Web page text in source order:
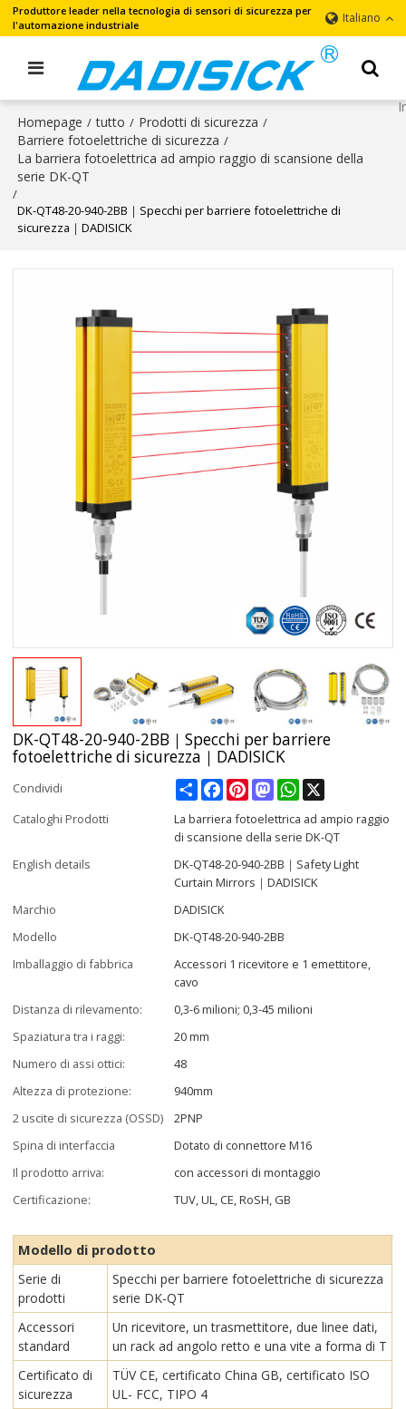
Produttore leader nella tecnologia di sensori di sicurezza per
l'automazione industriale
Italiano
Homepage / tutto / Prodotti di sicurezza /
Barriere fotoelettriche di sicurezza /
La barriera fotoelettrica ad ampio raggio di scansione della
serie DK-QT
/
DK-QT48-20-940-2BB｜Specchi per barriere fotoelettriche di
sicurezza｜DADISICK
DK-QT48-20-940-2BB｜Specchi per barriere
fotoelettriche di sicurezza｜DADISICK
Condividi ShareFacebookPinterestMastodonWhatsApp
Cataloghi Prodotti
La barriera fotoelettrica ad ampio raggio
di scansione della serie DK-QT
English details
DK-QT48-20-940-2BB｜Safety Light
Curtain Mirrors｜DADISICK
Marchio
DADISICK
Modello
DK-QT48-20-940-2BB
Imballaggio di fabbrica
Accessori 1 ricevitore e 1 emettitore,
cavo
Distanza di rilevamento:
0,3-6 milioni; 0,3-45 milioni
Spaziatura tra i raggi:
20 mm
Numero di assi ottici:
48
Altezza di protezione:
940mm
2 uscite di sicurezza (OSSD)
2PNP
Spina di interfaccia
Dotato di connettore M16
Il prodotto arriva:
con accessori di montaggio
Certificazione:
TUV, UL, CE, RoSH, GB
Modello di prodotto
Serie di
prodotti
Specchi per barriere fotoelettriche di sicurezza
serie DK-QT
Accessori
standard
Un ricevitore, un trasmettitore, due linee dati,
un rack ad angolo retto e una vite a forma di T
Certificato di
sicurezza
TÜV CE, certificato China GB, certificato ISO
UL- FCC, TIPO 4